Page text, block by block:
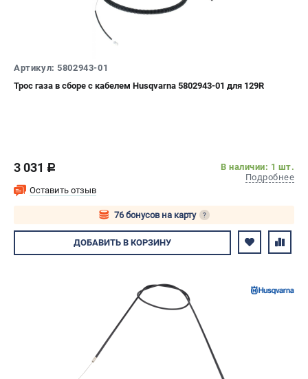
Артикул: 5802943-01
Трос газа в сборе с кабелем Husqvarna 5802943-01 для 129R
3 031 c
В наличии: 1 шт.
Подробнее
Оставить отзыв
76 бонусов на карту ?
Авторизуйтесь
ДОБАВИТЬ В КОРЗИНУ